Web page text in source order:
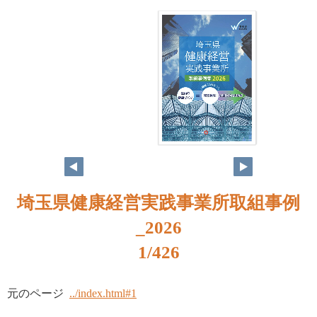
埼玉県健康経営実践事業所取組事例
_2026
1/426
元のページ ../index.html#1